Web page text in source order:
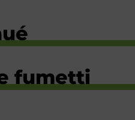
fumetti